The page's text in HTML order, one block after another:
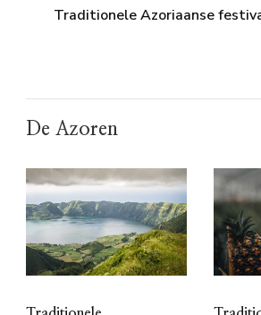
Traditionele Azoriaanse
De Azoren